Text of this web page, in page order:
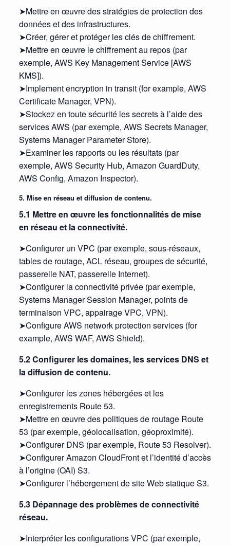
➤Mettre en œuvre des stratégies de protection des
données et des infrastructures.
➤Créer, gérer et protéger les clés de chiffrement.
➤Mettre en œuvre le chiffrement au repos (par
exemple, AWS Key Management Service [AWS
KMS]).
➤Implement encryption in transit (for example, AWS
Certificate Manager, VPN).
➤Stockez en toute sécurité les secrets à l’aide des
services AWS (par exemple, AWS Secrets Manager,
Systems Manager Parameter Store).
➤Examiner les rapports ou les résultats (par
exemple, AWS Security Hub, Amazon GuardDuty,
AWS Config, Amazon Inspector).
5. Mise en réseau et diffusion de contenu.
5.1 Mettre en œuvre les fonctionnalités de mise
en réseau et la connectivité.
➤Configurer un VPC (par exemple, sous-réseaux,
tables de routage, ACL réseau, groupes de sécurité,
passerelle NAT, passerelle Internet).
➤Configurer la connectivité privée (par exemple,
Systems Manager Session Manager, points de
terminaison VPC, appairage VPC, VPN).
➤Configure AWS network protection services (for
example, AWS WAF, AWS Shield).
5.2 Configurer les domaines, les services DNS et
la diffusion de contenu.
➤Configurer les zones hébergées et les
enregistrements Route 53.
➤Mettre en œuvre des politiques de routage Route
53 (par exemple, géolocalisation, géoproximité).
➤Configurer DNS (par exemple, Route 53 Resolver).
➤Configurer Amazon CloudFront et l’identité d’accès
à l’origine (OAI) S3.
➤Configurer l’hébergement de site Web statique S3.
5.3 Dépannage des problèmes de connectivité
réseau.
➤Interpréter les configurations VPC (par exemple,